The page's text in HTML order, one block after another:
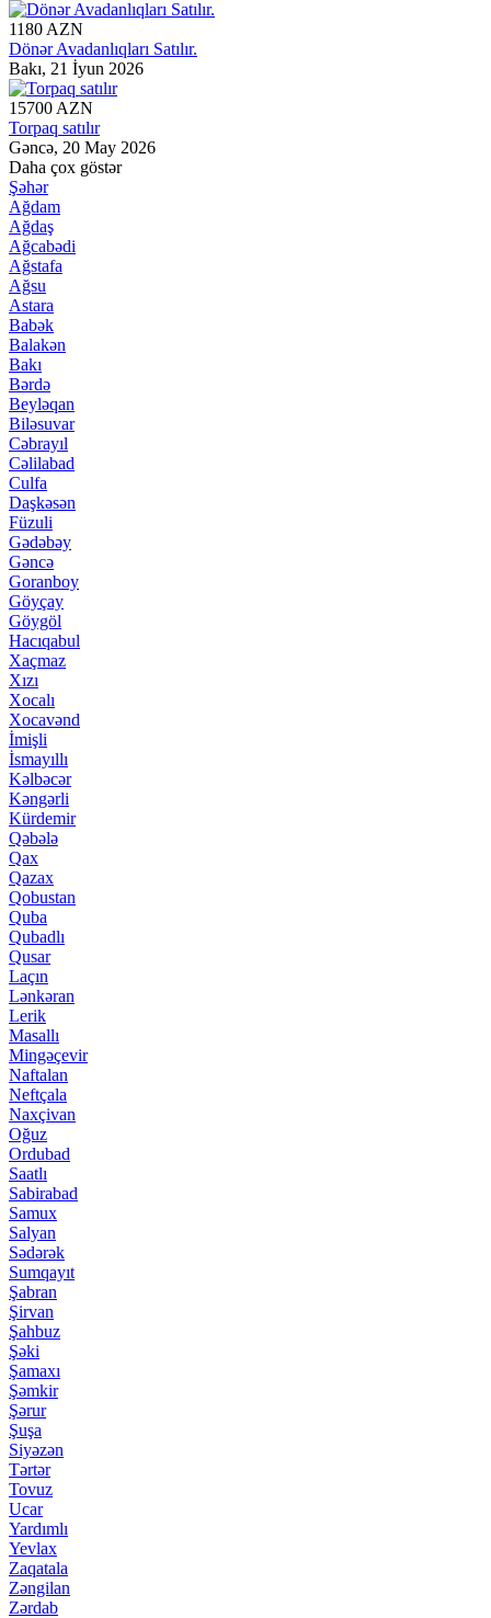
1180 AZN
Dönər Avadanlıqları Satılır.
Bakı, 21 İyun 2026
15700 AZN
Torpaq satılır
Gəncə, 20 May 2026
Daha çox göstər
Şəhər
Ağdam
Ağdaş
Ağcabədi
Ağstafa
Ağsu
Astara
Babək
Balakən
Bakı
Bərdə
Beyləqan
Biləsuvar
Cəbrayıl
Cəlilabad
Culfa
Daşkəsən
Füzuli
Gədəbəy
Gəncə
Goranboy
Göyçay
Göygöl
Hacıqabul
Xaçmaz
Xızı
Xocalı
Xocavənd
İmişli
İsmayıllı
Kəlbəcər
Kəngərli
Kürdemir
Qəbələ
Qax
Qazax
Qobustan
Quba
Qubadlı
Qusar
Laçın
Lənkəran
Lerik
Masallı
Mingəçevir
Naftalan
Neftçala
Naxçivan
Oğuz
Ordubad
Saatlı
Sabirabad
Samux
Salyan
Sədərək
Sumqayıt
Şabran
Şirvan
Şahbuz
Şəki
Şamaxı
Şəmkir
Şərur
Şuşa
Siyəzən
Tərtər
Tovuz
Ucar
Yardımlı
Yevlax
Zaqatala
Zəngilan
Zərdab